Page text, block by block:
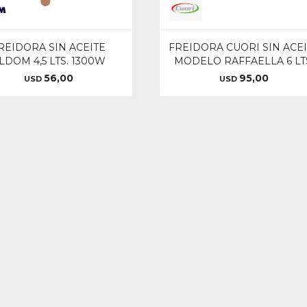
SIN ACEITE
4,5 LTS. 1300W
USD 56,00
FREIDORA CUORI SIN
MODELO RAFFAELLA 6
USD 95,00